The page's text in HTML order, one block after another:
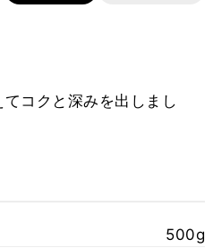
コクと深みを出しまし
500g